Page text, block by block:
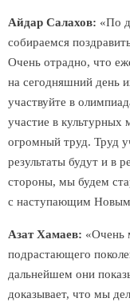
Айдар Салахов: «По
собираемся
Очень отрадно, что
на сегодняшний день
участвуйте в
участие в культурных
огромный труд. Труд
результаты будут и в
стороны, мы будем
с наступающим
Азат Хамаев: «Очень
подрастающего
дальнейшем они
доказывает, что мы